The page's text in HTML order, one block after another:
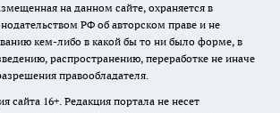
на данном сайте, охраняется в
РФ об авторском праве и не
кем-либо в какой бы то ни было форме, в
распространению, переработке не иначе
правообладателя.
сайта 16+. Редакция портала не несет